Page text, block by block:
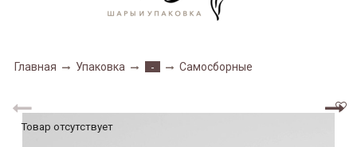
Главная Упаковка - Самосборные
Товар отсутствует